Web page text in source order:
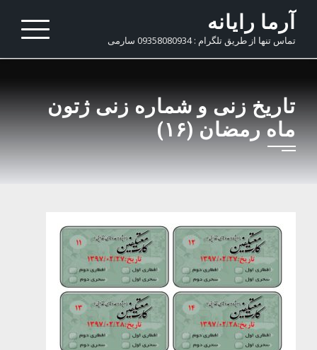
Skip
content
آرما رایانه
تماس تنها از طریق تلگرام : 09358080934 سارمی
تاریخ زنی و شماره زنی ژتون
ماه رمضان (۱۶)